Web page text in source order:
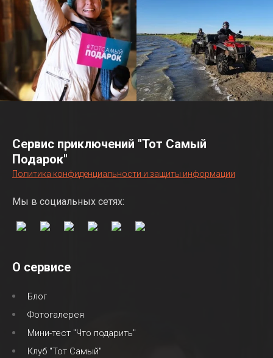
Сервис приключений "Тот Самый
Подарок"
Политика конфиденциальности и защиты информации
Мы в социальных сетях:
О сервисе
Блог
Фотогалерея
Мини-тест "Что подарить"
Клуб "Тот Самый"